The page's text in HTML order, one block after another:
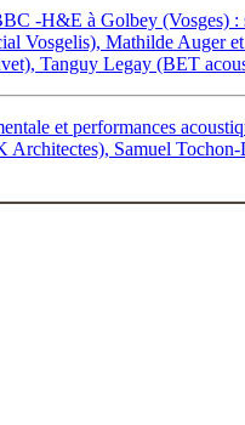
-H&E à Golbey (Vosges)
Vosgelis), Mathilde Auger
Tanguy Legay (BET
et performances
Architectes), Samuel